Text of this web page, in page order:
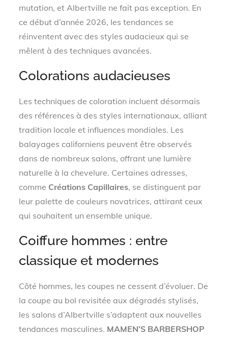
mutation, et Albertville ne fait pas exception. En
ce début d’année 2026, les tendances se
réinventent avec des styles audacieux qui se
mêlent à des techniques avancées.
Colorations audacieuses
Les techniques de coloration incluent désormais
des références à des styles internationaux, alliant
tradition locale et influences mondiales. Les
balayages californiens peuvent être observés
dans de nombreux salons, offrant une lumière
naturelle à la chevelure. Certaines adresses,
comme Créations Capillaires, se distinguent par
leur palette de couleurs novatrices, attirant ceux
qui souhaitent un ensemble unique.
Coiffure hommes : entre
classique et modernes
Côté hommes, les coupes ne cessent d’évoluer. De
la coupe au bol revisitée aux dégradés stylisés,
les salons d’Albertville s’adaptent aux nouvelles
tendances masculines. MAMEN’S BARBERSHOP